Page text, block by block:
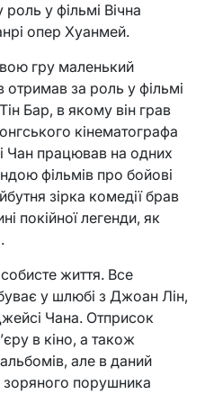
у фільмі Вічна
опер Хуанмей.
гру маленький
за роль у фільмі
Бар, в якому він грав
кінематографа
Чан працював на одних
фільмів про бойові
зірка комедії брав
покійної легенди, як
життя. Все
у шлюбі з Джоан Лін,
Чана. Отприсок
в кіно, а також
але в даний
порушника